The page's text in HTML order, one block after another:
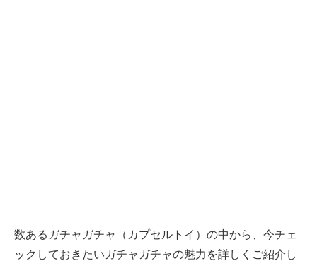
数あるガチャガチャ（カプセルトイ）の中から、今チェ
ックしておきたいガチャガチャの魅力を詳しくご紹介し